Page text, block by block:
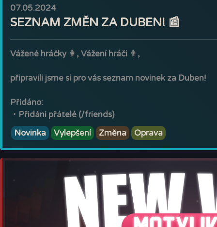
07.05.2024
SEZNAM ZMĚN ZA DUBEN! 📰
Vážené hráčky 👩, Vážení hráči 👨,
připravili jsme si pro vás seznam novinek za Duben!
Přidáno:
・ Přidáni přátelé (/friends)
・Nové sety (Redstone, Ore, Wood)
・Za rybaření je nyní šance na získání rybářského
・Přidány hráčské warpy (/pwarp)
・Přidány AFK Zóny. (/afkzona)
Přidána kosmetická bedna (Více jak 30 kosmetik)
Přidán šatník
Přidán ban systém na těžící blocky.
Novinka Vylepšení Změna Oprava